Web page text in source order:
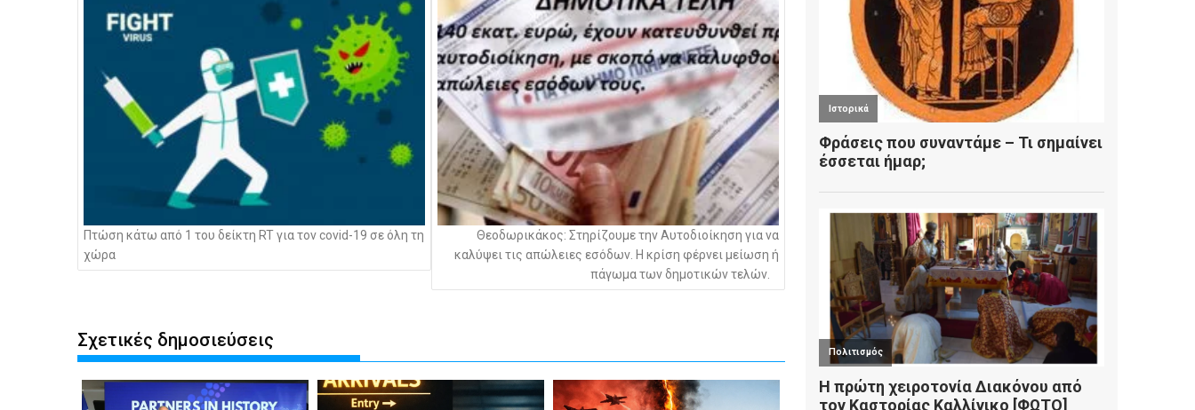
Πτώση κάτω από 1 του δείκτη RT για τον covid-19 σε όλη τη
χώρα
Θεοδωρικάκος: Στηρίζουμε την Αυτοδιοίκηση για να
καλύψει τις απώλειες εσόδων. Η κρίση φέρνει μείωση ή
πάγωμα των δημοτικών τελών.
Σχετικές δημοσιεύσεις